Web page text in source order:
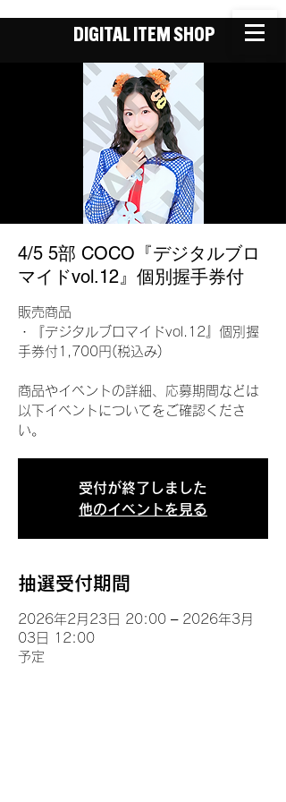
DIGITAL ITEM SHOP
4/5 5部 COCO『デジタルブロ
マイドvol.12』個別握手券付
販売商品
・『デジタルブロマイドvol.12』個別握
手券付1,700円(税込み)
商品やイベントの詳細、応募期間などは
以下イベントについてをご確認くださ
い。
受付が終了しました
他のイベントを見る
抽選受付期間
2026年2月23日 20:00 – 2026年3月
03日 12:00
予定